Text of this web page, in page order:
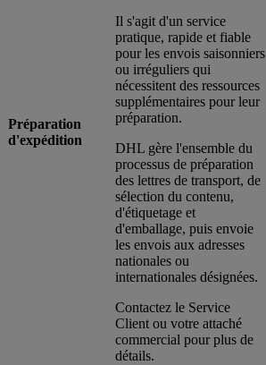
Préparation
d'expédition
Il s'agit d'un service
pratique, rapide et fiable
pour les envois saisonniers
ou irréguliers qui
nécessitent des ressources
supplémentaires pour leur
préparation.
DHL gère l'ensemble du
processus de préparation
des lettres de transport, de
sélection du contenu,
d'étiquetage et
d'emballage, puis envoie
les envois aux adresses
nationales ou
internationales désignées.
Contactez le Service
Client ou votre attaché
commercial pour plus de
détails.